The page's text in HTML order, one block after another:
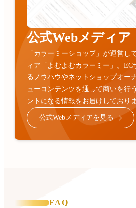
公式Webメディア
「カラーミーショップ」が運営し
ィア「よむよむカラーミー」。EC
るノウハウやネットショップオー
ューコンテンツを通して商いを行
ントになる情報をお届けしておりま
公式Webメディアを見る
FAQ